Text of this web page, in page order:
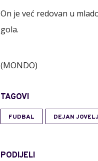
On je već redovan u
gola.
(MONDO)
TAGOVI
FUDBAL DEJAN
PODIJELI